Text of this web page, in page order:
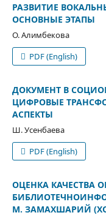
РАЗВИТИЕ
ОСНОВНЫЕ ЭТАПЫ
О. Алимбекова
PDF (English)
ДОКУМЕНТ В
ЦИФРОВЫЕ
АСПЕКТЫ
Ш. Усенбаева
PDF (English)
ОЦЕНКА КАЧЕСТВА
М. ЗАМАХШАРИЙ